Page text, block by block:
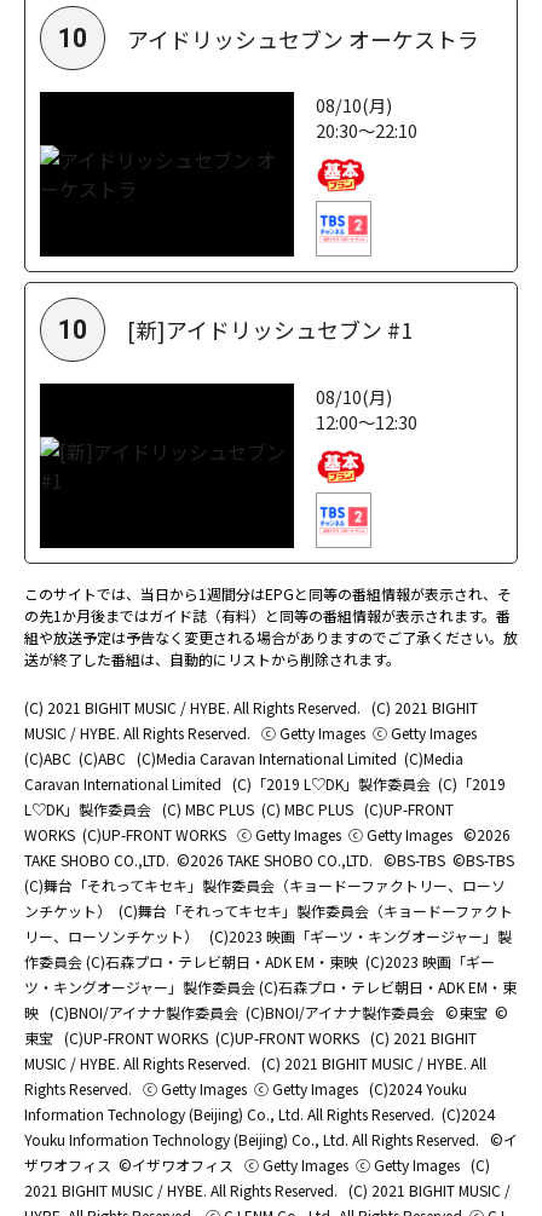
10 アイドリッシュセブン オーケストラ
08/10(月)
20:30～22:10
10 [新]アイドリッシュセブン #1
08/10(月)
12:00～12:30
このサイトでは、当日から1週間分はEPGと同等の番組情報が表示され、そ
の先1か月後まではガイド誌（有料）と同等の番組情報が表示されます。番
組や放送予定は予告なく変更される場合がありますのでご了承ください。放
送が終了した番組は、自動的にリストから削除されます。
(C) 2021 BIGHIT MUSIC / HYBE. All Rights Reserved. (C) 2021 BIGHIT
MUSIC / HYBE. All Rights Reserved. ⓒ Getty Images ⓒ Getty Images
(C)ABC (C)ABC (C)Media Caravan International Limited (C)Media
Caravan International Limited (C)「2019 L♡DK」製作委員会 (C)「2019
L♡DK」製作委員会 (C) MBC PLUS (C) MBC PLUS (C)UP-FRONT
WORKS (C)UP-FRONT WORKS ⓒ Getty Images ⓒ Getty Images ©2026
TAKE SHOBO CO.,LTD. ©2026 TAKE SHOBO CO.,LTD. ©BS-TBS ©BS-TBS
(C)舞台「それってキセキ」製作委員会（キョードーファクトリー、ローソ
ンチケット）
(C)舞台「それってキセキ」製作委員会（キョードーファクト
リー、ローソンチケット）
(C)2023 映画「ギーツ・キングオージャー」製
作委員会 (C)石森プロ・テレビ朝日・ADK EM・東映 (C)2023 映画「ギー
ツ・キングオージャー」製作委員会 (C)石森プロ・テレビ朝日・ADK EM・東
映 (C)BNOI/アイナナ製作委員会 (C)BNOI/アイナナ製作委員会 ©東宝 ©
東宝 (C)UP-FRONT WORKS (C)UP-FRONT WORKS (C) 2021 BIGHIT
MUSIC / HYBE. All Rights Reserved. (C) 2021 BIGHIT MUSIC / HYBE. All
Rights Reserved. ⓒ Getty Images ⓒ Getty Images (C)2024 Youku
Information Technology (Beijing) Co., Ltd. All Rights Reserved. (C)2024
Youku Information Technology (Beijing) Co., Ltd. All Rights Reserved. ©イ
ザワオフィス ©イザワオフィス ⓒ Getty Images ⓒ Getty Images (C)
2021 BIGHIT MUSIC / HYBE. All Rights Reserved. (C) 2021 BIGHIT MUSIC /